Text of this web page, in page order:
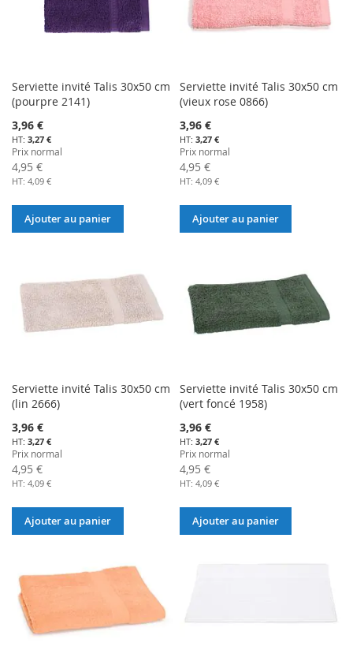
Serviette invité Talis 30x50 cm
(pourpre 2141)
Prix
Spécial
3,96 €
3,27 €
Prix normal
4,95 €
4,09 €
Ajouter au panier
Serviette invité Talis 30x50 cm
(vieux rose 0866)
Prix
Spécial
3,96 €
3,27 €
Prix normal
4,95 €
4,09 €
Ajouter au panier
Serviette invité Talis 30x50 cm
(lin 2666)
Prix
Spécial
3,96 €
3,27 €
Prix normal
4,95 €
4,09 €
Ajouter au panier
Serviette invité Talis 30x50 cm
(vert foncé 1958)
Prix
Spécial
3,96 €
3,27 €
Prix normal
4,95 €
4,09 €
Ajouter au panier